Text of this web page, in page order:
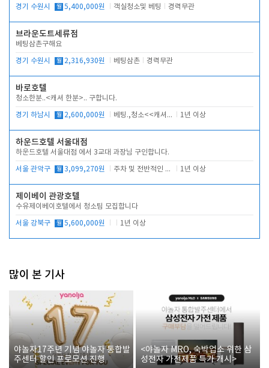
경기 수원시 월 5,400,000원 객실청소및 베팅 경력무관
브라운도트세류점
베팅삼촌구해요
경기 수원시 월 2,316,930원 베팅삼촌 경력무관
바로호텔
청소한분..<캐셔 한분>.. 구합니다.
경기 하남시 월 2,600,000원 베팅.,청소<<캐셔 모셔봅니다. 1년 이상
하운드호텔 서울대점
하운드호텔 서울대점 에서 3교대 과장님 구인합니다.
서울 관악구 월 3,099,270원 주차 및 전반적인 당번업무 1년 이상
제이베이 관광호텔
수유제이베이호텔에서 청소팀 모집합니다
서울 강북구 월 5,600,000원 1년 이상
많이 본 기사
야놀자17주년 기념 야놀자 통합발
주센터 할인 프로모션 진행
<야놀자 MRO, 숙박업소 위한 삼
성전자 가전제품 특가 개시>